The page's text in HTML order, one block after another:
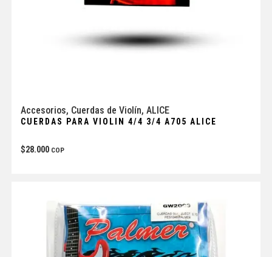
Accesorios, Cuerdas de Violín, ALICE
CUERDAS PARA VIOLIN 4/4 3/4 A705 ALICE
$28.000 COP